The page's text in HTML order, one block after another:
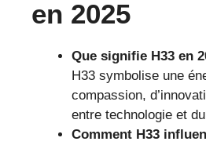
en 2025
Que signifie H33 en
H33 symbolise une
compassion,
entre technologie et
Comment H33